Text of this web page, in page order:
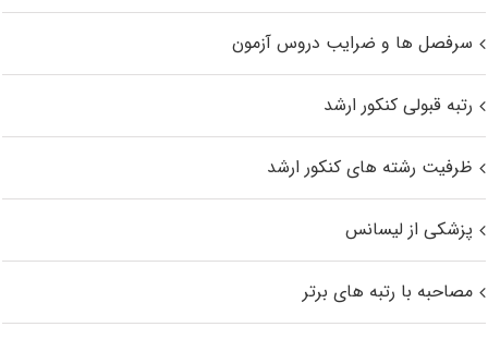
سرفصل ها و ضرایب دروس آزمون
رتبه قبولی کنکور ارشد
ظرفیت رشته های کنکور ارشد
پزشکی از لیسانس
مصاحبه با رتبه های برتر